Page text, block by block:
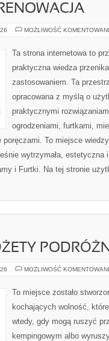
MOŻLIWOŚĆ
Ta strona internetowa to
praktyczna wiedza
zastosowaniem. Ta
opracowana z myślą o
praktycznymi
ogrodzeniami, furtkami,
poręczami. To miejsce
wytrzymała, estetyczna
i Furtki. Na tej stronie
MOŻLIWOŚĆ
To miejsce zostało
kochających wolność,
wtedy, gdy mogą ruszyć
kempingowym albo